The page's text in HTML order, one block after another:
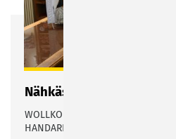
Nähkästchen
WOLLKOLLEKTION VON „LANA
HANDARBEITEN, NÄHMASCHINEN,